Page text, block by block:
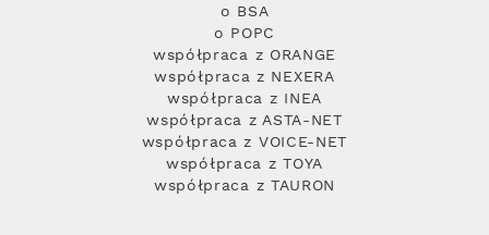
o BSA
o POPC
współpraca z ORANGE
współpraca z NEXERA
współpraca z INEA
współpraca z ASTA-NET
współpraca z VOICE-NET
współpraca z TOYA
współpraca z TAURON